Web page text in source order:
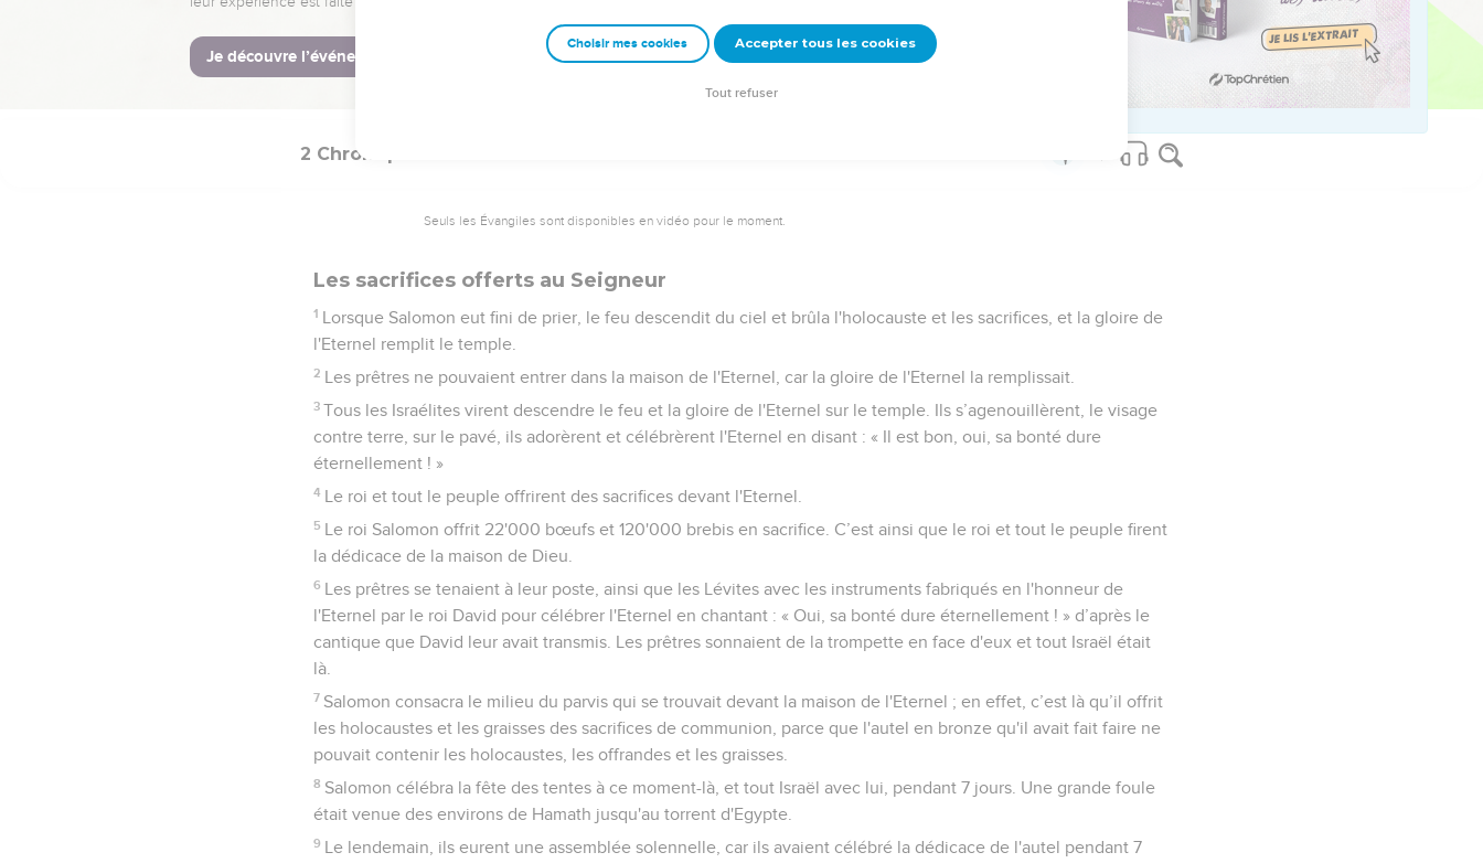
prêtres, Eternel Dieu, aient le salut pour habit et que tes fidèles se réjouissent de leur bonheur !
42 Eternel Dieu, ne repousse pas celui que tu as désigné par onction, souviens-toi des grâces promises à ton
2 Chroniques
Seuls les Évangiles sont disponibles en vidéo pour le moment.
Les sacrifices offerts au Seigneur
1 Lorsque Salomon eut fini de prier, le feu descendit du ciel et brûla l'holocauste et les sacrifices, et la gloire de
l'Eternel remplit le temple.
2 Les prêtres ne pouvaient entrer dans la maison de l'Eternel, car la gloire de l'Eternel la remplissait.
3 Tous les Israélites virent descendre le feu et la gloire de l'Eternel sur le temple. Ils s’agenouillèrent, le visage
contre terre, sur le pavé, ils adorèrent et célébrèrent l'Eternel en disant : « Il est bon, oui, sa bonté dure
éternellement ! »
4 Le roi et tout le peuple offrirent des sacrifices devant l'Eternel.
5 Le roi Salomon offrit 22'000 bœufs et 120'000 brebis en sacrifice. C’est ainsi que le roi et tout le peuple firent
la dédicace de la maison de Dieu.
6 Les prêtres se tenaient à leur poste, ainsi que les Lévites avec les instruments fabriqués en l'honneur de
l'Eternel par le roi David pour célébrer l'Eternel en chantant : « Oui, sa bonté dure éternellement ! » d’après le
cantique que David leur avait transmis. Les prêtres sonnaient de la trompette en face d'eux et tout Israël était
là.
7 Salomon consacra le milieu du parvis qui se trouvait devant la maison de l'Eternel ; en effet, c’est là qu’il offrit
les holocaustes et les graisses des sacrifices de communion, parce que l'autel en bronze qu'il avait fait faire ne
pouvait contenir les holocaustes, les offrandes et les graisses.
8 Salomon célébra la fête des tentes à ce moment-là, et tout Israël avec lui, pendant 7 jours. Une grande foule
était venue des environs de Hamath jusqu'au torrent d'Egypte.
9 Le lendemain, ils eurent une assemblée solennelle, car ils avaient célébré la dédicace de l'autel pendant 7
Choisir mes cookies Accepter tous les cookies
Tout refuser